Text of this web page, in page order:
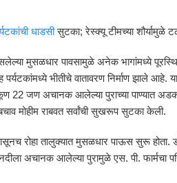
धाडसीसुटका; रेस्क्यू टीमच्या शौर्यामुळे
मुसळधार पावसामुळे अनेक भागांमध्ये
पर्यटकांमध्ये भीतीचे वातावरण निर्माण झाले आहे.
22 जण अचानक आलेल्या पुराच्या पाण्यात
मोहीम राबवत सर्वांची सुखरूप सुटका केली.
रोहा तालुक्यात मुसळधार पाऊस सुरू होता.
अचानक आलेल्या पुरामुळे एस. पी. फार्मचा